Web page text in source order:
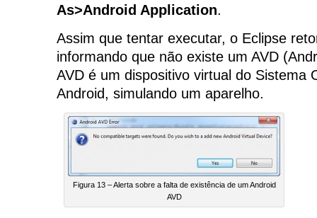
As>Android Application.
Assim que tentar executar, o Eclipse
informando que não existe um AVD
AVD é um dispositivo virtual do Sistema
Android, simulando um aparelho.
Figura 13 – Alerta sobre a falta de existência de um Android
AVD